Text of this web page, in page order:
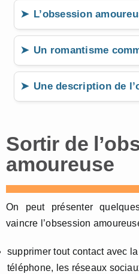
L’obsession
Un romantisme
Une description de
Sortir de
amoureuse
On peut présenter
vaincre l’obsession
supprimer tout contact avec
téléphone, les réseaux